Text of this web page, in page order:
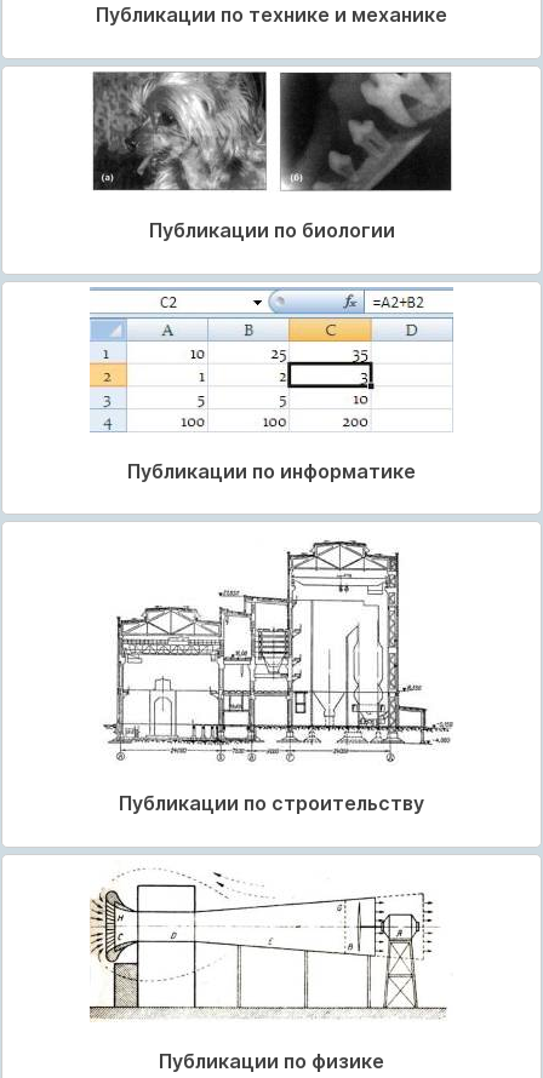
Публикации по технике и механике
Публикации по биологии
Публикации по информатике
Публикации по строительству
Публикации по физике